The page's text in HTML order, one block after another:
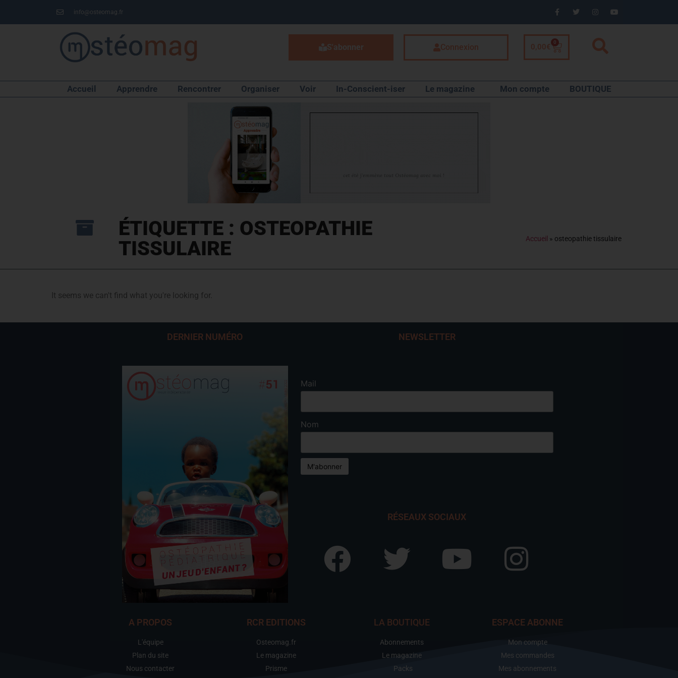
info@osteomag.fr
S'abonner Connexion 0,00€
0
Accueil Apprendre Rencontrer Organiser Voir In-Conscient-iser Le magazine Mon compte BOUTIQUE
ÉTIQUETTE : OSTEOPATHIE
TISSULAIRE
Accueil » osteopathie tissulaire
It seems we can't find what you're looking for.
DERNIER NUMÉRO NEWSLETTER
Mail
Nom
RÉSEAUX SOCIAUX
A PROPOS
L'équipe
Plan du site
Nous contacter
RCR EDITIONS
Osteomag.fr
Le magazine
Prisme
LA BOUTIQUE
Abonnements
Le magazine
Packs
ESPACE ABONNE
Mon compte
Mes commandes
Mes abonnements